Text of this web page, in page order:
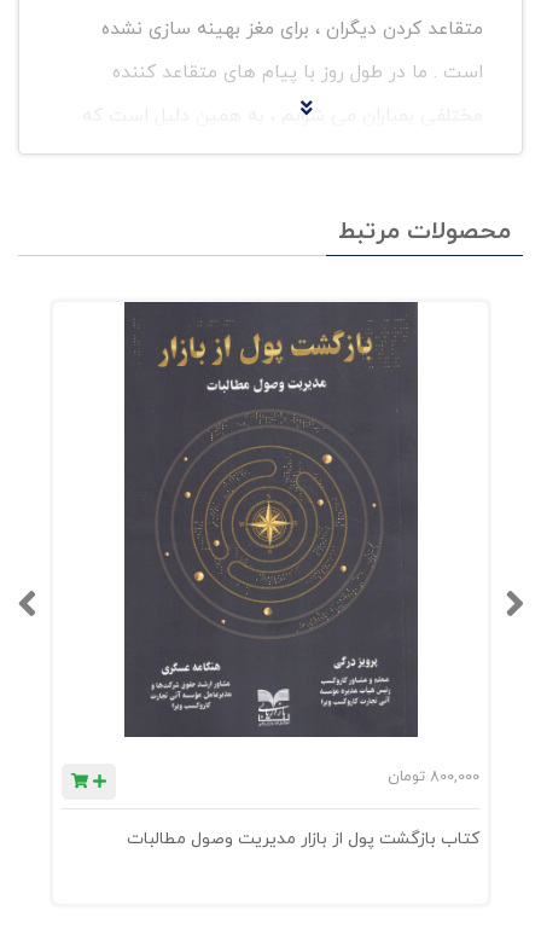
متقاعد کردن دیگران ، برای مغز بهینه سازی نشده
است . ما در طول روز با پیام های متقاعد کننده
مختلفی بمباران می شویم ، به همین دلیل است که
99% از از آن ها نادیده گرفته می شوند . در این
اطمینان حاصل کنید که پیام هایتان از این طریق
محصولات مرتبط
800,000 تومان
کتاب بازگشت پول از بازار مدیریت وصول مطالبات